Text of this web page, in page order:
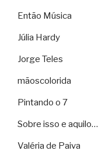
Então Música
Júlia Hardy
Jorge Teles
mãoscolorida
Pintando o 7
Sobre isso e aquilo…
Valéria de Paiva